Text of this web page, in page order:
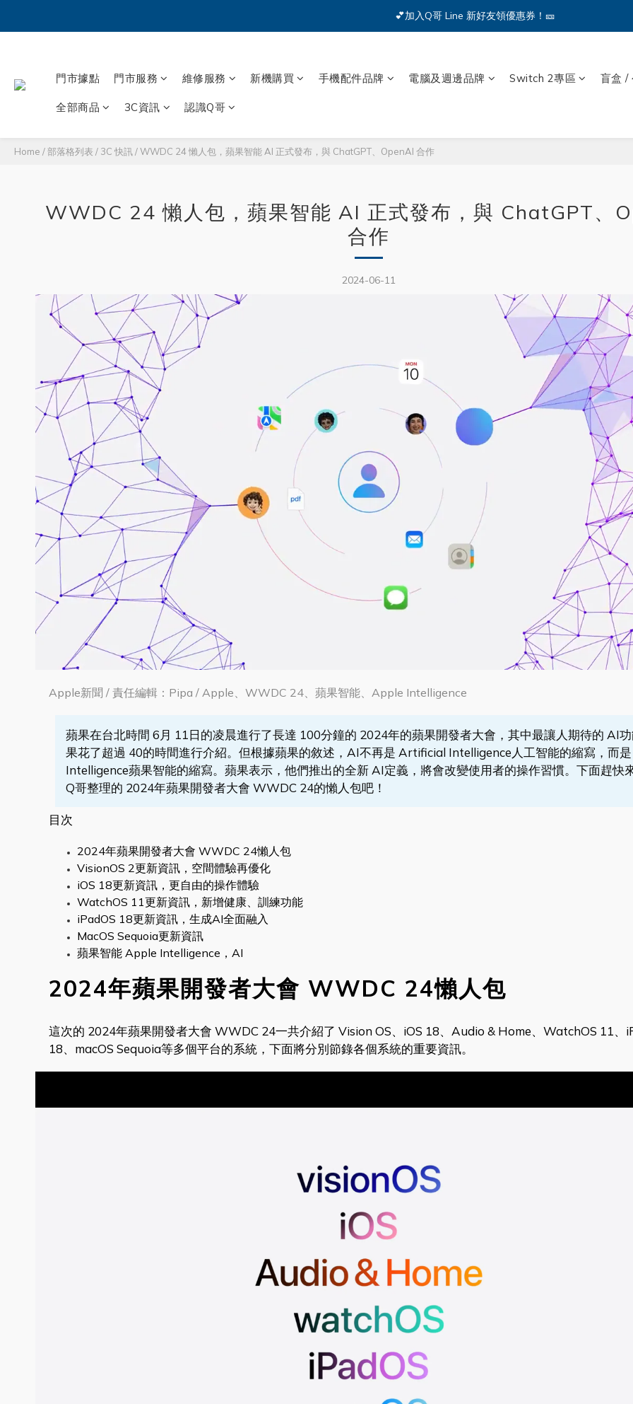
🔥iPhone 17 全系列熱銷中🔥點我購買 — !
💕加入Q哥 Line 新好友領優惠券！🎫
門市據點 門市服務 維修服務 新機購買 手機配件品牌 電腦及週邊品牌 Switch 2專區 盲盒 /
全部商品 3C資訊 認識Q哥
Home /部落格列表 / 3C 快訊/WWDC 24 懶人包，蘋果智能 AI 正式發布，與 ChatGPT、OpenAI 合作
WWDC 24 懶人包，蘋果智能 AI 正式發布，與 ChatGPT、
合作
2024-06-11
Apple新聞 / 責任編輯：Pipa / Apple、WWDC 24、蘋果智能、Apple Intelligence
蘋果在台北時間 6月 11日的凌晨進行了長達 100分鐘的 2024年的蘋果開發者大會，其中最讓人期待的 AI
果花了超過 40的時間進行介紹。但根據蘋果的敘述，AI不再是 Artificial Intelligence人工智能的縮寫，而
Intelligence蘋果智能的縮寫。蘋果表示，他們推出的全新 AI定義，將會改變使用者的操作習慣。下面趕快
Q哥整理的 2024年蘋果開發者大會 WWDC 24的懶人包吧！
目次
2024年蘋果開發者大會 WWDC 24懶人包
VisionOS 2更新資訊，空間體驗再優化
iOS 18更新資訊，更自由的操作體驗
WatchOS 11更新資訊，新增健康、訓練功能
iPadOS 18更新資訊，生成AI全面融入
MacOS Sequoia更新資訊
蘋果智能 Apple Intelligence，AI
2024年蘋果開發者大會 WWDC 24懶人包
這次的 2024年蘋果開發者大會 WWDC 24一共介紹了 Vision OS、iOS 18、Audio & Home、WatchOS 11、
18、macOS Sequoia等多個平台的系統，下面將分別節錄各個系統的重要資訊。